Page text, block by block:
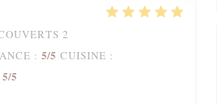
2
: 5/5 CUISINE :
5/5